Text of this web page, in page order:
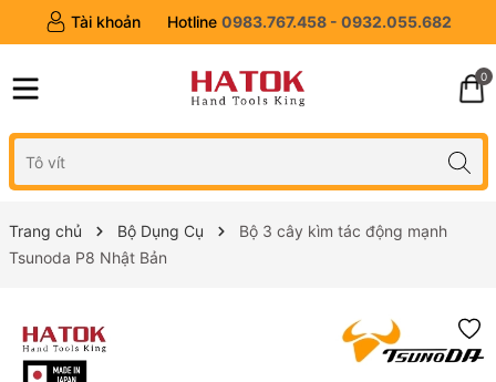
Tài khoản Hotline 0983.767.458 - 0932.055.682
0
Trang chủ Bộ Dụng Cụ
Bộ 3 cây kìm tác động mạnh
Tsunoda P8 Nhật Bản